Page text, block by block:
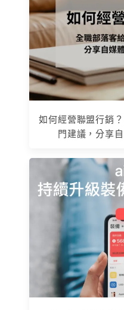
如何經營聯盟行銷
門建議，分享